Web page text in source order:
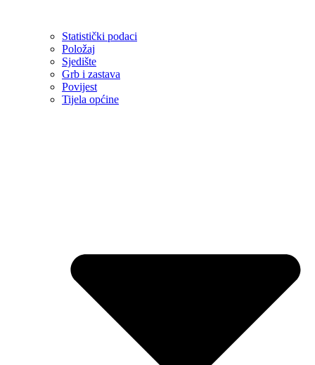
Statistički podaci
Položaj
Sjedište
Grb i zastava
Povijest
Tijela općine